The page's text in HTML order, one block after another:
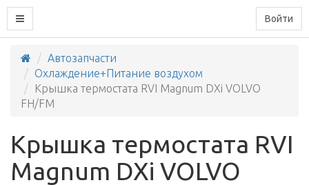
Войти
Автозапчасти
Охлаждение+Питание воздухом
Крышка термостата RVI Magnum DXi VOLVO
FH/FM
Крышка термостата RVI
Magnum DXi VOLVO